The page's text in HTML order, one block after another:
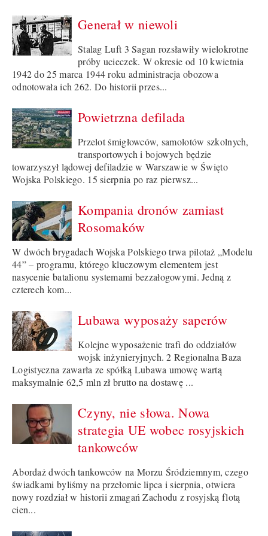
Generał w niewoli
Stalag Luft 3 Sagan rozsławiły wielokrotne
próby ucieczek. W okresie od 10 kwietnia
1942 do 25 marca 1944 roku administracja obozowa
odnotowała ich 262. Do historii przes...
Powietrzna defilada
Przelot śmigłowców, samolotów szkolnych,
transportowych i bojowych będzie
towarzyszył lądowej defiladzie w Warszawie w Święto
Wojska Polskiego. 15 sierpnia po raz pierwsz...
Kompania dronów zamiast
Rosomaków
W dwóch brygadach Wojska Polskiego trwa pilotaż „Modelu
44” – programu, którego kluczowym elementem jest
nasycenie batalionu systemami bezzałogowymi. Jedną z
czterech kom...
Lubawa wyposaży saperów
Kolejne wyposażenie trafi do oddziałów
wojsk inżynieryjnych. 2 Regionalna Baza
Logistyczna zawarła ze spółką Lubawa umowę wartą
maksymalnie 62,5 mln zł brutto na dostawę ...
Czyny, nie słowa. Nowa
strategia UE wobec rosyjskich
tankowców
Abordaż dwóch tankowców na Morzu Śródziemnym, czego
świadkami byliśmy na przełomie lipca i sierpnia, otwiera
nowy rozdział w historii zmagań Zachodu z rosyjską flotą
cien...